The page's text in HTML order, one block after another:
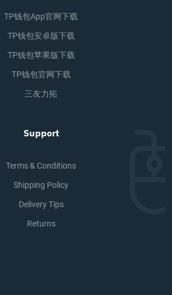
TP钱包app官网下载
TP钱包安卓版下载
TP钱包苹果版下载
TP钱包官网下载
三友力拓
Support
Terms & Conditions
Shipping Policy
Delivery Tips
Returns